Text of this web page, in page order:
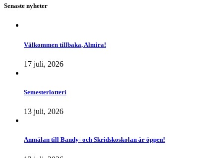
Senaste nyheter
Välkommen tillbaka, Almira!
17 juli, 2026
Semesterlotteri
13 juli, 2026
Anmälan till Bandy- och Skridskoskolan är öppen!